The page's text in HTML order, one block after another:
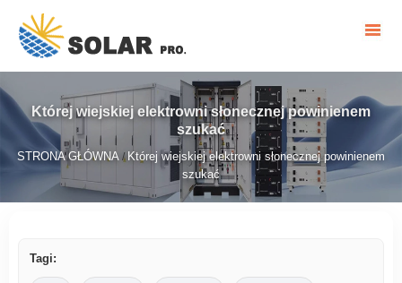
Której wiejskiej elektrowni słonecznej powinienem
szukać
STRONA GŁÓWNA / Której wiejskiej elektrowni słonecznej powinienem
szukać
Tagi: